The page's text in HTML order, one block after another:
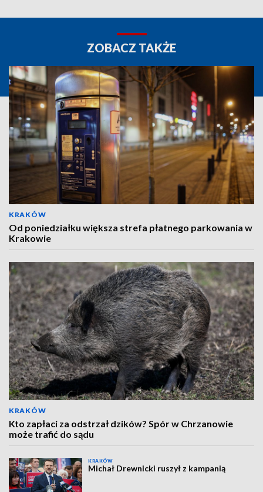
ZOBACZ TAKŻE
KRAKÓW
Od poniedziałku większa strefa płatnego parkowania w
Krakowie
KRAKÓW
Kto zapłaci za odstrzał dzików? Spór w Chrzanowie
może trafić do sądu
KRAKÓW
Michał Drewnicki ruszył z kampanią